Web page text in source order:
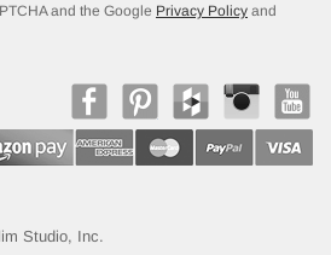
de Pasillo- K0092944
and the Google Privacy Policy and
Studio, Inc.